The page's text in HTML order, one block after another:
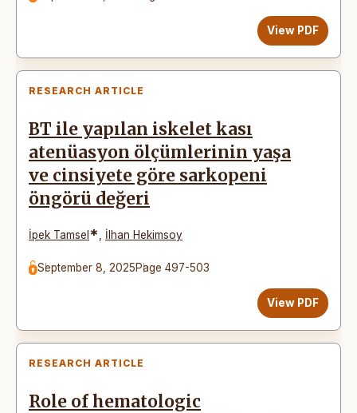
View PDF
RESEARCH ARTICLE
BT ile yapılan iskelet kası
atenüasyon ölçümlerinin yaşa
ve cinsiyete göre sarkopeni
öngörü değeri
İpek Tamsel * İlhan Hekimsoy
September 8, 2025Page 497-503
View PDF
RESEARCH ARTICLE
Role of hematologic